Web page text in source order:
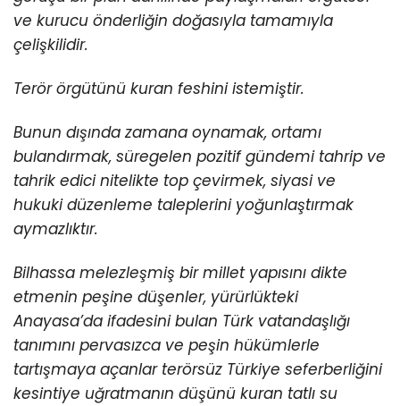
ve kurucu önderliğin doğasıyla tamamıyla
çelişkilidir.
Terör örgütünü kuran feshini istemiştir.
Bunun dışında zamana oynamak, ortamı
bulandırmak, süregelen pozitif gündemi tahrip ve
tahrik edici nitelikte top çevirmek, siyasi ve
hukuki düzenleme taleplerini yoğunlaştırmak
aymazlıktır.
Bilhassa melezleşmiş bir millet yapısını dikte
etmenin peşine düşenler, yürürlükteki
Anayasa’da ifadesini bulan Türk vatandaşlığı
tanımını pervasızca ve peşin hükümlerle
tartışmaya açanlar terörsüz Türkiye seferberliğini
kesintiye uğratmanın düşünü kuran tatlı su